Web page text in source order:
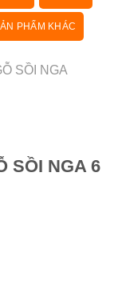
PHẨM KHÁC
SỒI NGA
SỒI NGA 6